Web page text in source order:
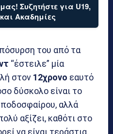
Συζητήστε για U19,
και Ακαδημίες
του από τα
“έστειλε” μία
στον 12χρονο εαυτό
δύσκολο είναι το
ποδοσφαίρου, αλλά
αξίζει, καθότι στο
να είναι τεράστια.